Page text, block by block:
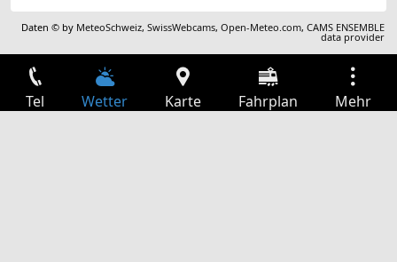
Daten © by MeteoSchweiz,SwissWebcams,Open-Meteo.com,CAMS ENSEMBLE
data provider
Tel Wetter Karte Fahrplan Mehr